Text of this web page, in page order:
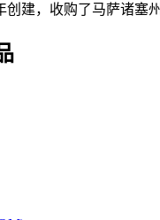
创建，收购了马萨诸